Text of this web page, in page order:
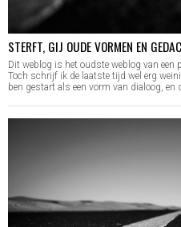
STERFT, GIJ OUDE VORMEN EN
Dit weblog is het oudste weblog van
Toch schrijf ik de laatste tijd wel erg
ben gestart als een vorm van dialoog, en